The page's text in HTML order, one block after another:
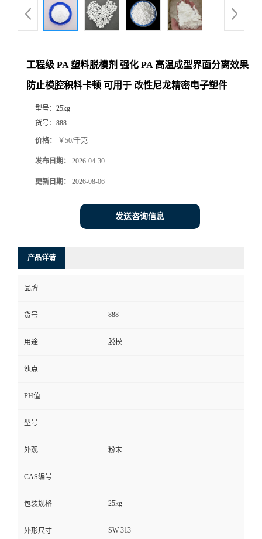
工程级 PA 塑料脱模剂 强化 PA 高温成型界面分离效果
防止模腔积料卡顿 可用于 改性尼龙精密电子塑件
型号： 25kg
货号： 888
价格： ￥50/千克
发布日期： 2026-04-30
更新日期： 2026-08-06
发送咨询信息
产品详请
品牌
货号 888
用途 脱模
浊点
PH值
型号
外观 粉末
CAS编号
包装规格 25kg
外形尺寸 SW-313